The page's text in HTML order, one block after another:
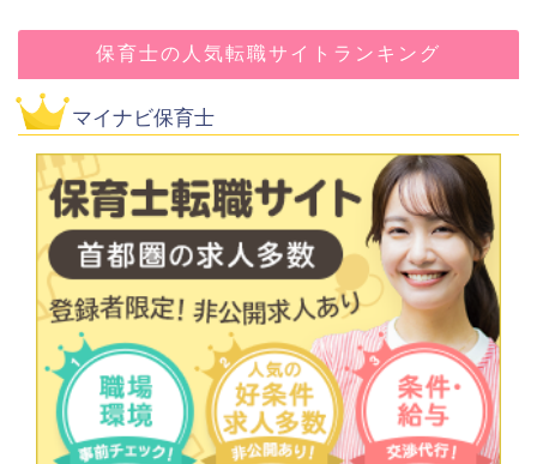
保育士の人気転職サイトランキング
マイナビ保育士